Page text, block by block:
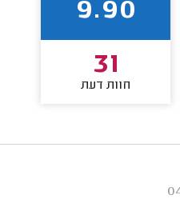
9.90
31
חוות דעת